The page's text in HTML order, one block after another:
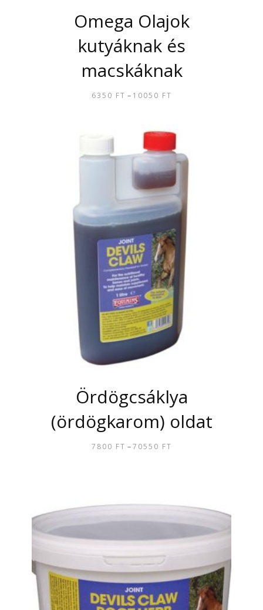
Omega Olajok
kutyáknak és
macskáknak
6350 FT – 10050 FT
-
10050 FT
TERMÉKNEK
TÖBB
VARIÁCIÓJA
VAN.
VÁLTOZATOK
A
TERMÉKOLDALON
VÁLASZTHATÓK
KI
Ördögcsáklya
(ördögkarom) oldat
7800 FT – 70550 FT
TERMÉKNEK
TÖBB
A
VÁLTOZATOK
A